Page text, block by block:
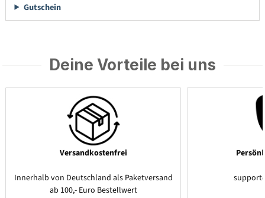
Gutschein
Deine Vorteile bei uns
Versandkostenfrei
Innerhalb von Deutschland als Paketversand
ab 100,- Euro Bestellwert